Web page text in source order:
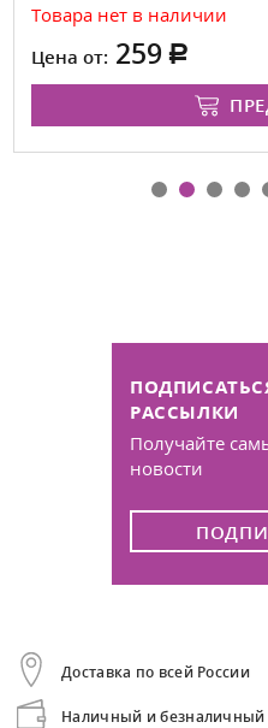
Товара нет в наличии
Цена от: 259
РАССЫЛКИ
Получайте
новости
Доставка по всей России
Наличный и безналичный